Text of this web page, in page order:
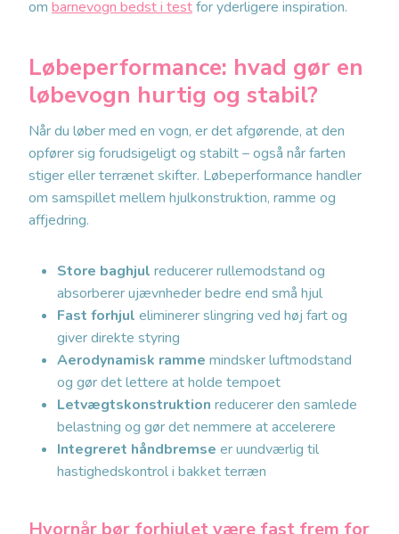
om barnevogn bedst i testfor yderligere inspiration.
Løbeperformance: hvad gør en
løbevogn hurtig og stabil?
Når du løber med en vogn, er det afgørende, at den
opfører sig forudsigeligt og stabilt – også når farten
stiger eller terrænet skifter. Løbeperformance handler
om samspillet mellem hjulkonstruktion, ramme og
affjedring.
Store baghjul reducerer rullemodstand og
absorberer ujævnheder bedre end små hjul
Fast forhjul eliminerer slingring ved høj fart og
giver direkte styring
Aerodynamisk ramme mindsker luftmodstand
og gør det lettere at holde tempoet
Letvægtskonstruktion reducerer den samlede
belastning og gør det nemmere at accelerere
Integreret håndbremse er uundværlig til
hastighedskontrol i bakket terræn